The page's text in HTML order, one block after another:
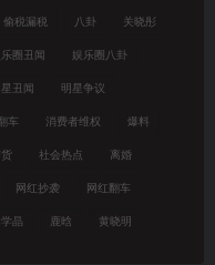
偷税漏税 八卦 关晓彤
乐圈丑闻 娱乐圈八卦
星丑闻 明星争议
车 消费者维权 爆料
货 社会热点 离婚
网红抄袭 网红翻车
学晶 鹿晗 黄晓明